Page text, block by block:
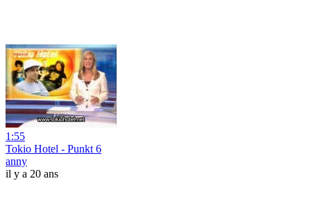
1:55
Tokio Hotel - Punkt 6
anny
il y a 20 ans